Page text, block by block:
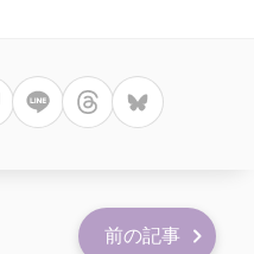
前の記事